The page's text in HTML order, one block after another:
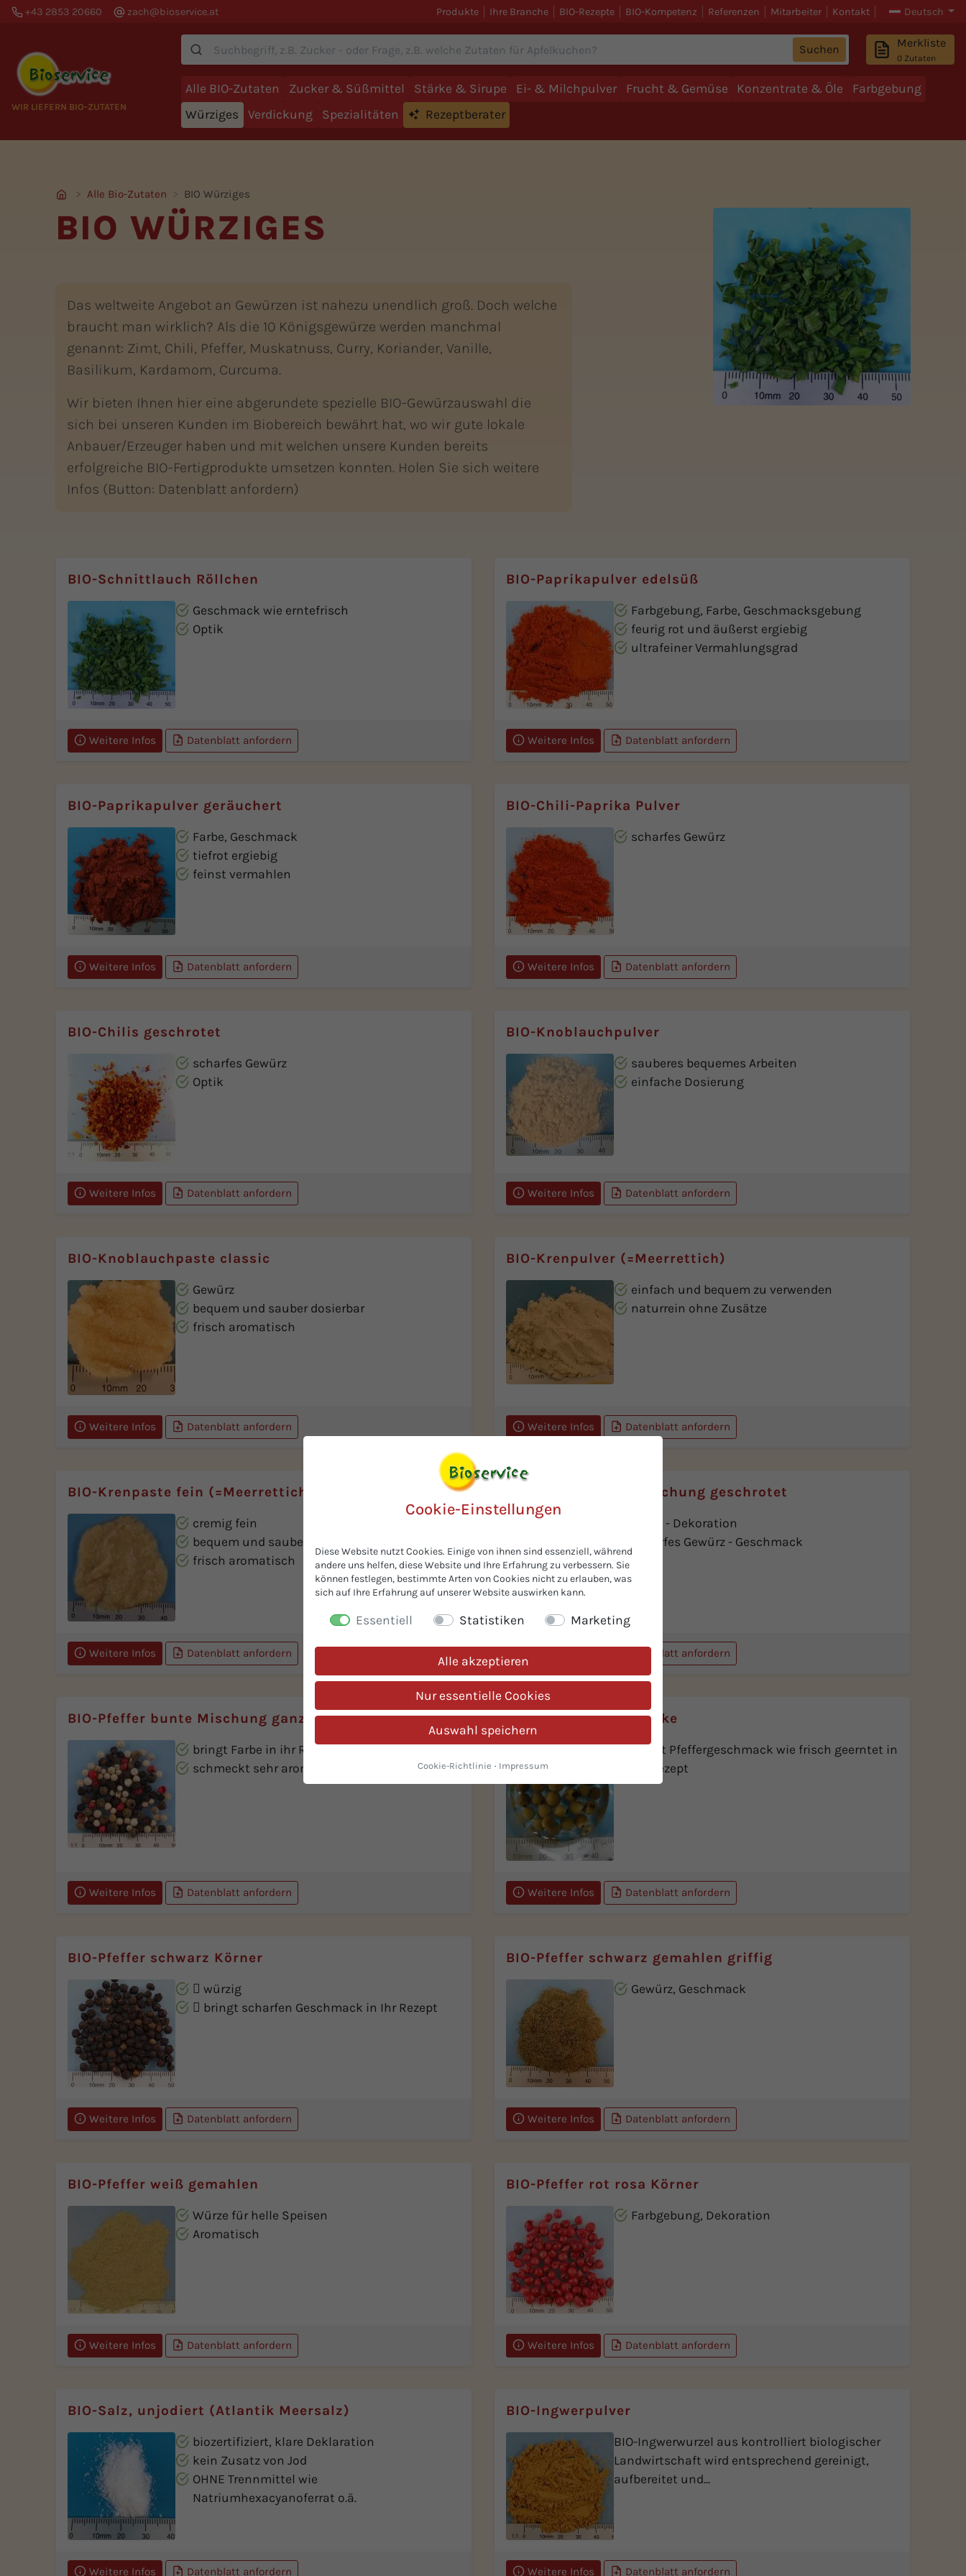
+43 2853 20660 zach@bioservice.at Produkte Ihre Branche BIO-Rezepte BIO-Kompetenz Referenzen Mitarbeiter Kontakt Deutsch
WIR LIEFERN BIO-ZUTATEN
Suche
Suchen Merkliste
0 Zutaten
Alle BIO-Zutaten Zucker & Süßmittel Stärke & Sirupe Ei- & Milchpulver Frucht & Gemüse Konzentrate & Öle
Farbgebung
Würziges
Verdickung Spezialitäten Rezeptberater
Alle Bio-Zutaten BIO Würziges
BIO WÜRZIGES
Das weltweite Angebot an Gewürzen ist nahezu unendlich groß. Doch welche
braucht man wirklich? Als die 10 Königsgewürze werden manchmal
genannt: Zimt, Chili, Pfeffer, Muskatnuss, Curry, Koriander, Vanille,
Basilikum, Kardamom, Curcuma.
Wir bieten Ihnen hier eine abgerundete spezielle BIO-Gewürzauswahl die
sich bei unseren Kunden im Biobereich bewährt hat, wo wir gute lokale
Anbauer/Erzeuger haben und mit welchen unsere Kunden bereits
erfolgreiche BIO-Fertigprodukte umsetzen konnten. Holen Sie sich weitere
Infos (Button: Datenblatt anfordern)
BIO-Schnittlauch Röllchen
Geschmack wie erntefrisch
Optik
Weitere Infos Datenblatt anfordern
BIO-Paprikapulver edelsüß
Farbgebung, Farbe, Geschmacksgebung
feurig rot und äußerst ergiebig
ultrafeiner Vermahlungsgrad
Weitere Infos Datenblatt anfordern
BIO-Paprikapulver geräuchert
Farbe, Geschmack
tiefrot ergiebig
feinst vermahlen
Weitere Infos Datenblatt anfordern
BIO-Chili-Paprika Pulver
scharfes Gewürz
Weitere Infos Datenblatt anfordern
BIO-Chilis geschrotet
scharfes Gewürz
Optik
Weitere Infos Datenblatt anfordern
BIO-Knoblauchpulver
sauberes bequemes Arbeiten
einfache Dosierung
Weitere Infos Datenblatt anfordern
BIO-Knoblauchpaste classic
Gewürz
bequem und sauber dosierbar
frisch aromatisch
Weitere Infos Datenblatt anfordern
BIO-Krenpulver (=Meerrettich)
einfach und bequem zu verwenden
naturrein ohne Zusätze
Weitere Infos Datenblatt anfordern
BIO-Krenpaste fein (=Meerrettich)
cremig fein
bequem und sauber dosierbar
frisch aromatisch
Weitere Infos Datenblatt anfordern
BIO-Pfeffer bunte Mischung geschrotet
Farbe - Dekoration
scharfes Gewürz - Geschmack
Datenblatt anfordern
BIO-Pfeffer bunte Mischung ganze Körner
bringt Farbe in ihr Rezept
schmeckt sehr aromatisch
Weitere Infos Datenblatt anfordern
BIO-Pfeffer grün in Lake
bringt Pfeffergeschmack wie frisch geerntet in
Ihr Rezept
Weitere Infos Datenblatt anfordern
BIO-Pfeffer schwarz Körner
 würzig
 bringt scharfen Geschmack in Ihr Rezept
Weitere Infos Datenblatt anfordern
BIO-Pfeffer schwarz gemahlen griffig
Gewürz, Geschmack
Weitere Infos Datenblatt anfordern
BIO-Pfeffer weiß gemahlen
Würze für helle Speisen
Aromatisch
Weitere Infos Datenblatt anfordern
BIO-Pfeffer rot rosa Körner
Farbgebung, Dekoration
Weitere Infos Datenblatt anfordern
BIO-Salz, unjodiert (Atlantik Meersalz)
biozertifiziert, klare Deklaration
kein Zusatz von Jod
OHNE Trennmittel wie
Natriumhexacyanoferrat o.ä.
Weitere Infos Datenblatt anfordern
BIO-Ingwerpulver
BIO-Ingwerwurzel aus kontrolliert biologischer
Landwirtschaft wird entsprechend gereinigt,
aufbereitet und...
Weitere Infos Datenblatt anfordern
Cookie-Einstellungen
Diese Website nutzt Cookies. Einige von ihnen sind essenziell, während
andere uns helfen, diese Website und Ihre Erfahrung zu verbessern. Sie
können festlegen, bestimmte Arten von Cookies nicht zu erlauben, was
sich auf Ihre Erfahrung auf unserer Website auswirken kann.
Essentiell Statistiken Marketing
Alle akzeptieren
Nur essentielle Cookies
Auswahl speichern
Cookie-Richtlinie · Impressum